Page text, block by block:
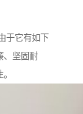
于它有如下
、坚固耐